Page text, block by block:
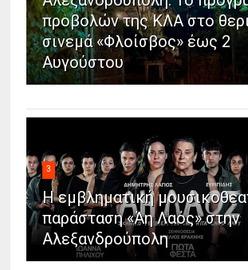
προβολών της ΚΛΑ στο
σινεμά «Φλοίσβος» έως 2
Αυγούστου
3
Η εμβληματική
παράσταση «Άη Λαός» στην
Αλεξανδρούπολη